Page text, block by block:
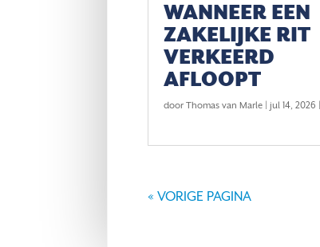
WANNEER EEN
ZAKELIJKE RIT
VERKEERD
AFLOOPT
doorThomas van Marle |jul 14, 2026
« VORIGE PAGINA
VESTIGING GRONINGEN
9711 GA Groningen